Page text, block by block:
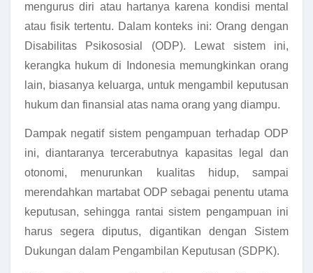
mengurus diri atau hartanya karena kondisi mental
atau fisik tertentu. Dalam konteks ini: Orang dengan
Disabilitas Psikososial (ODP). Lewat sistem ini,
kerangka hukum di Indonesia memungkinkan orang
lain, biasanya keluarga, untuk mengambil keputusan
hukum dan finansial atas nama orang yang diampu.
Dampak negatif sistem pengampuan terhadap ODP
ini, diantaranya tercerabutnya kapasitas legal dan
otonomi, menurunkan kualitas hidup, sampai
merendahkan martabat ODP sebagai penentu utama
keputusan, sehingga rantai sistem pengampuan ini
harus segera diputus, digantikan dengan Sistem
Dukungan dalam Pengambilan Keputusan (SDPK).